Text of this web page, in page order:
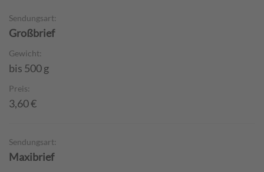
Sendungsart:
Großbrief
Gewicht:
bis 500 g
Preis:
3,60 €
Sendungsart:
Maxibrief